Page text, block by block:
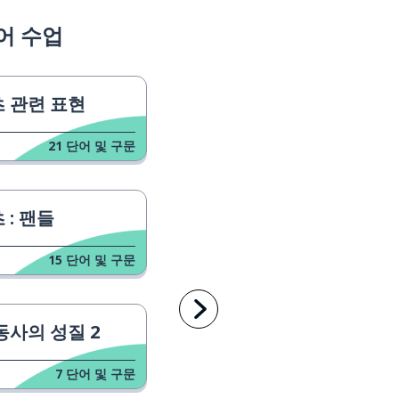
수업
관련 표현
21 단어 및 구문
: 팬들
15 단어 및 구문
사의 성질 2
7 단어 및 구문